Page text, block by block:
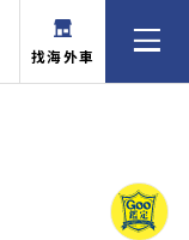
找海外車